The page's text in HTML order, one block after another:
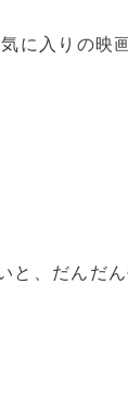
に入りの映
と、だんだ